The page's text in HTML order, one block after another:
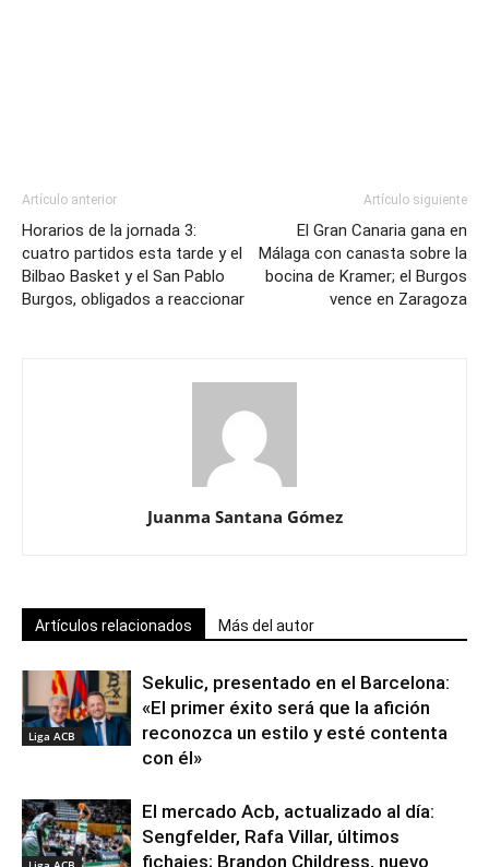
Artículo anterior
Horarios de la jornada 3:
cuatro partidos esta tarde y el
Bilbao Basket y el San Pablo
Burgos, obligados a reaccionar
Artículo siguiente
El Gran Canaria gana en
Málaga con canasta sobre la
bocina de Kramer; el Burgos
vence en Zaragoza
Juanma Santana Gómez
Artículos relacionados Más del autor
Liga ACB
Sekulic, presentado en el Barcelona:
«El primer éxito será que la afición
reconozca un estilo y esté contenta
con él»
El mercado Acb, actualizado al día:
Sengfelder, Rafa Villar, últimos
fichajes; Brandon Childress, nuevo